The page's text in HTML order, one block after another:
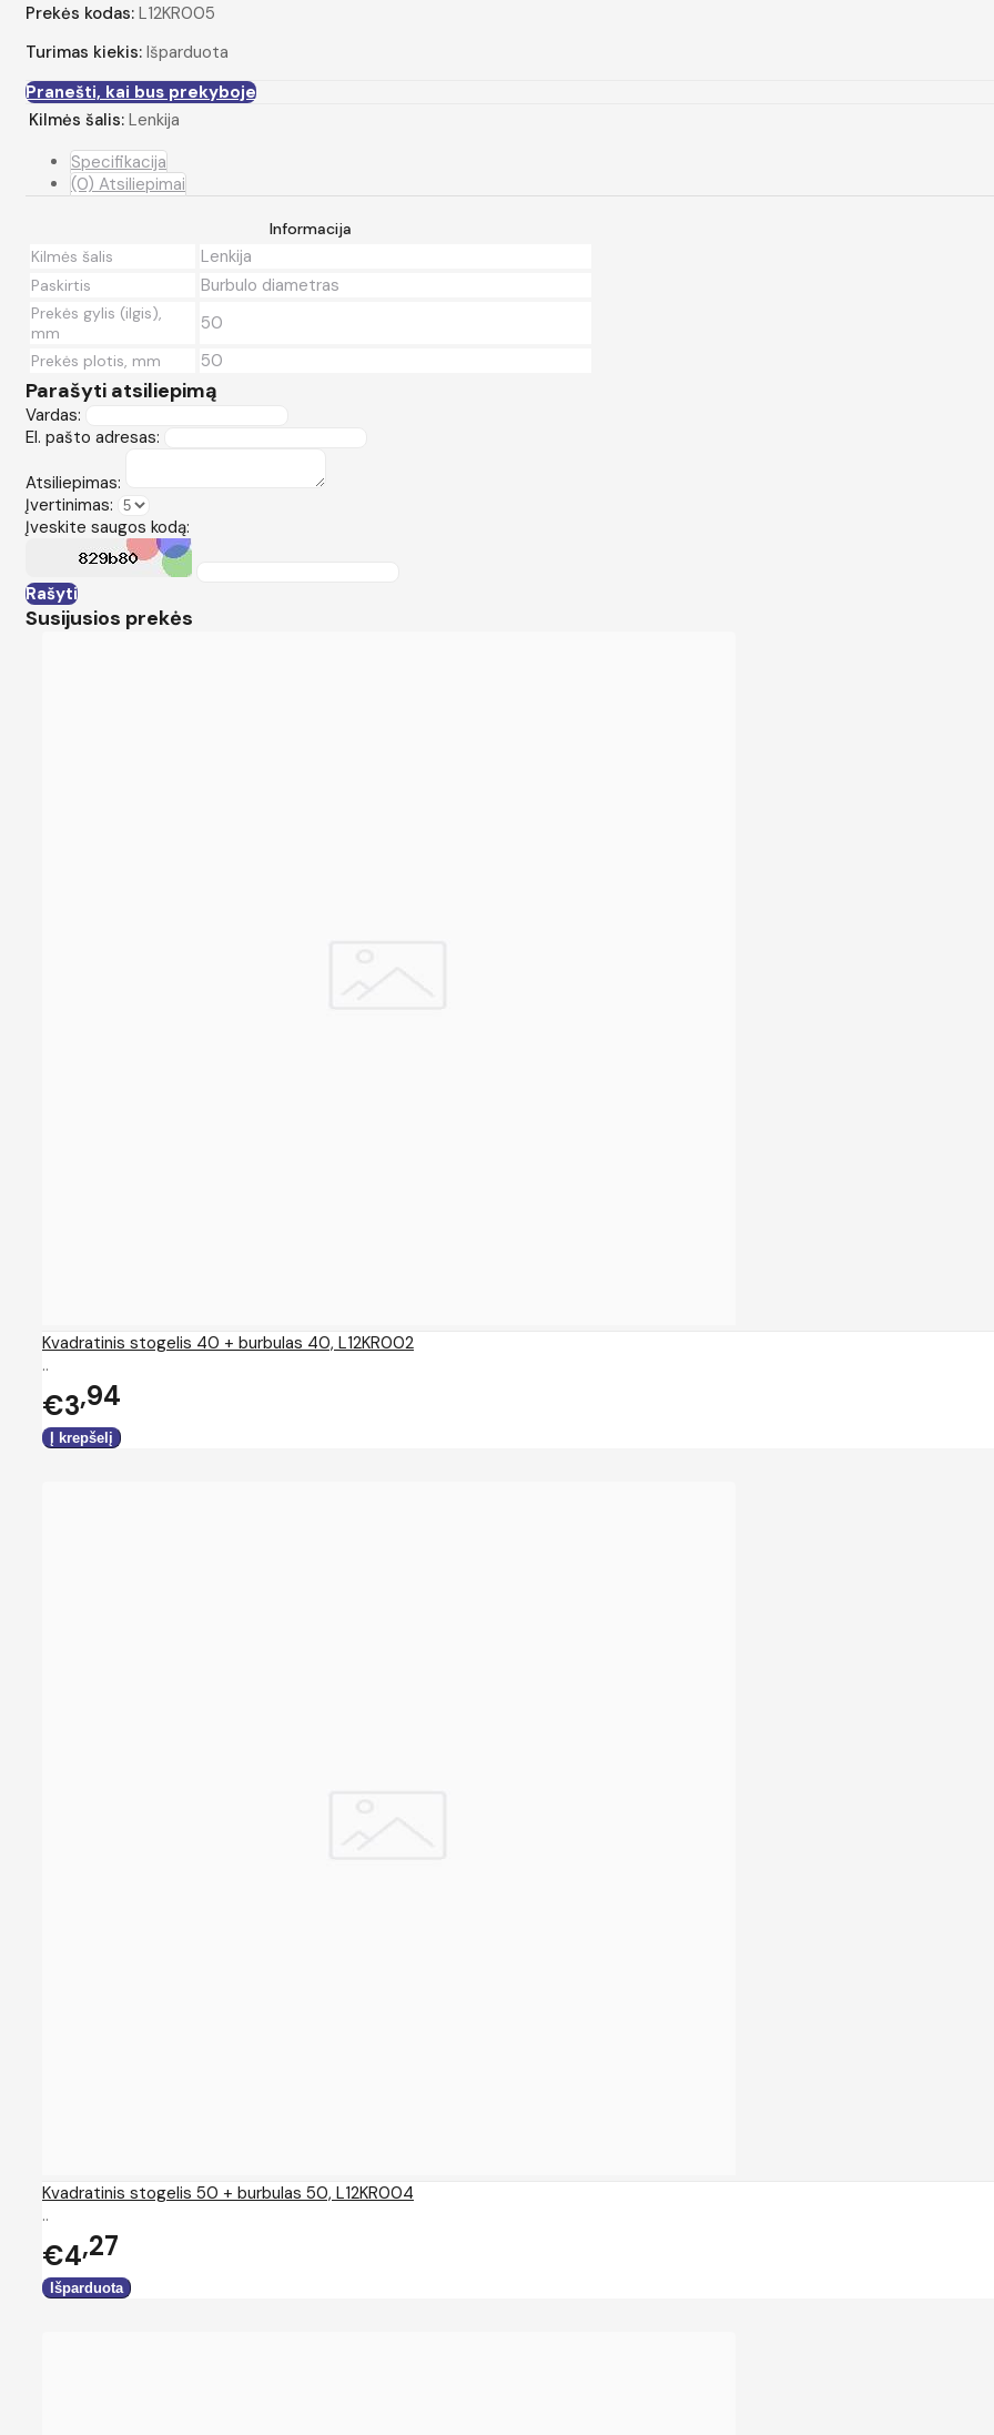
Prekės kodas: L12KR005
Turimas kiekis: Išparduota
Pranešti, kai bus prekyboje
Kilmės šalis: Lenkija
Specifikacija
(0) Atsiliepimai
Informacija
Kilmės šalis
Lenkija
Paskirtis Burbulo diametras
Prekės gylis (ilgis),
mm
50
Prekės plotis, mm 50
Parašyti atsiliepimą
Vardas:
El. pašto adresas:
Atsiliepimas:
Įvertinimas:
Įveskite saugos kodą:
Rašyti
Susijusios prekės
Kvadratinis stogelis 40 + burbulas 40, L12KR002
..
€3 94
Kvadratinis stogelis 50 + burbulas 50, L12KR004
..
€4 27